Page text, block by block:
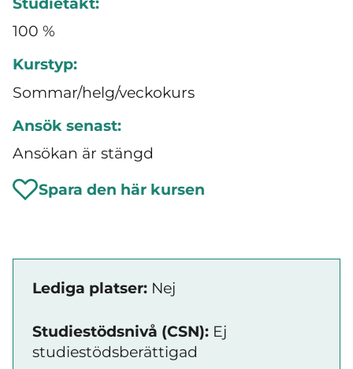
100 %
Kurstyp:
Sommar/helg/veckokurs
Ansök senast:
Ansökan är stängd
Spara den här kursen
Lediga platser: Nej
Studiestödsnivå (CSN): Ej
studiestödsberättigad